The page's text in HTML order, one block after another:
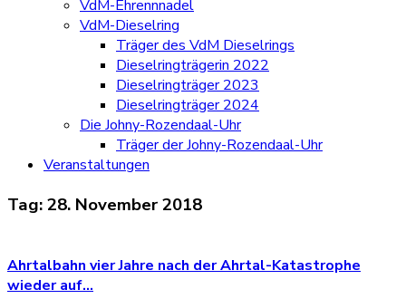
VdM-Ehrennnadel
VdM-Dieselring
Träger des VdM Dieselrings
Dieselringträgerin 2022
Dieselringträger 2023
Dieselringträger 2024
Die Johny-Rozendaal-Uhr
Träger der Johny-Rozendaal-Uhr
Veranstaltungen
Tag:28. November 2018
Ahrtalbahn vier Jahre nach der Ahrtal-Katastrophe
wieder auf…